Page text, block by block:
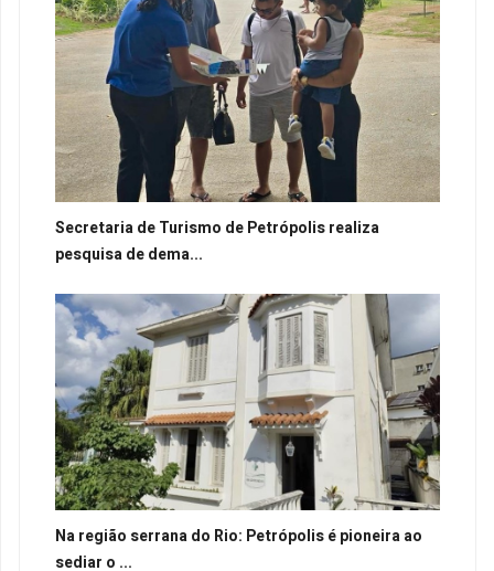
Secretaria de Turismo de Petrópolis realiza
pesquisa de dema...
Na região serrana do Rio: Petrópolis é pioneira ao
sediar o ...